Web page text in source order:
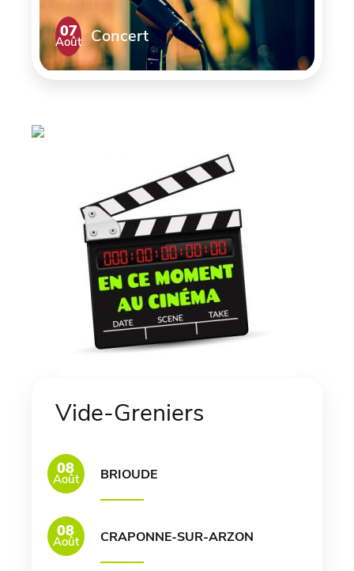
07
Août Concert
Vide-Greniers
08
Août BRIOUDE
08
Août CRAPONNE-SUR-ARZON